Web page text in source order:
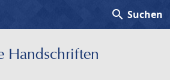
search Suchen
Handschriften